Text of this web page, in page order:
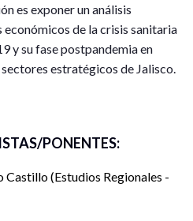
es exponer un análisis
de la crisis sanitaria
y su fase postpandemia en
estratégicos de Jalisco.
moda, mueblero y
de 90 empresas; la
54 empresas.
PONENTES:
Castillo Estudios Regionales -